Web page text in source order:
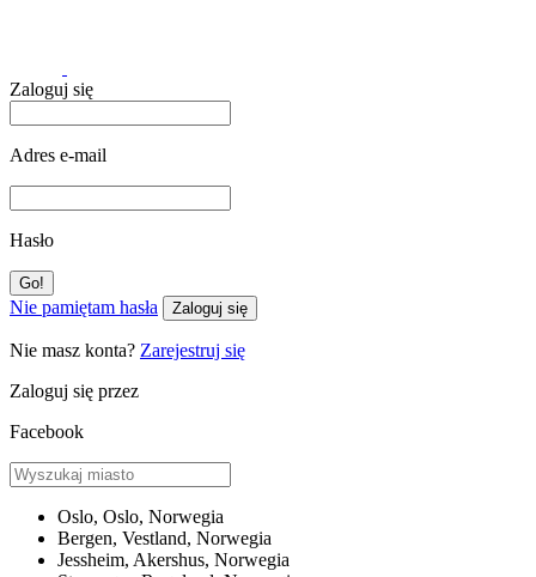
Zaloguj się
Adres e-mail
Hasło
Nie pamiętam hasła Zaloguj się
Nie masz konta? Zarejestruj się
Zaloguj się przez
Facebook
Oslo, Oslo, Norwegia
Bergen, Vestland, Norwegia
Jessheim, Akershus, Norwegia